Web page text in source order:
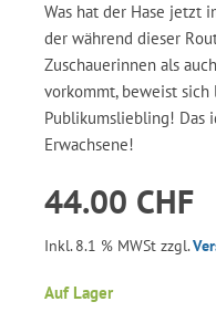
Was hat der Hase jetzt
der während dieser
Zuschauerinnen als
vorkommt, beweist
Publikumsliebling! Das
Erwachsene!
44.00 CHF
Inkl. 8.1 % MWSt zzgl.
Auf Lager